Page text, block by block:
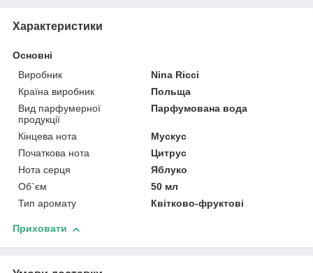
Характеристики
Основні
Виробник
Nina Ricci
Країна виробник
Польща
Вид парфумерної
продукції
Парфумована вода
Кінцева нота
Мускус
Початкова нота
Цитрус
Нота серця
Яблуко
Об`єм
50 мл
Тип аромату
Квітково-фруктові
Приховати